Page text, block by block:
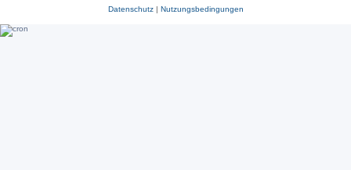
Datenschutz| Nutzungsbedingungen